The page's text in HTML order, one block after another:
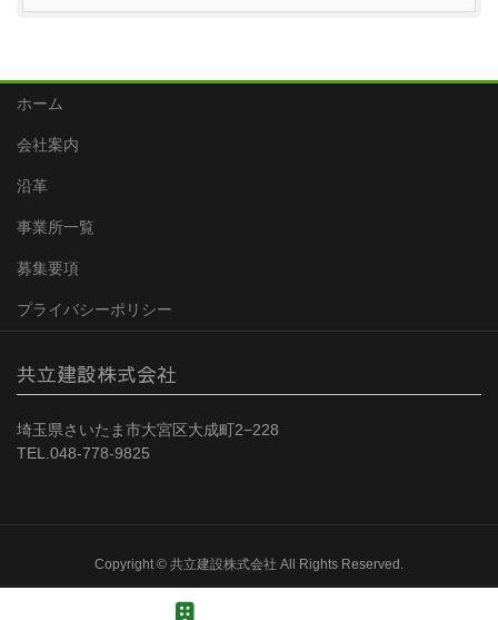
ホーム
会社案内
沿革
事業所一覧
募集要項
プライバシーポリシー
共立建設株式会社
埼玉県さいたま市大宮区大成町2−228
TEL.048-778-9825
Copyright © 共立建設株式会社 All Rights Reserved.